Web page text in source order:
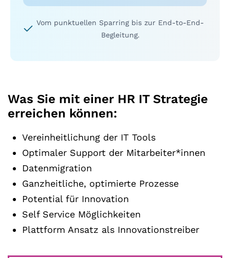
Vom punktuellen Sparring bis zur End-to-End-
Begleitung.
Was Sie mit einer HR IT Strategie
erreichen können:
Vereinheitlichung der IT Tools
Optimaler Support der Mitarbeiter*innen
Datenmigration
Ganzheitliche, optimierte Prozesse
Potential für Innovation
Self Service Möglichkeiten
Plattform Ansatz als Innovationstreiber